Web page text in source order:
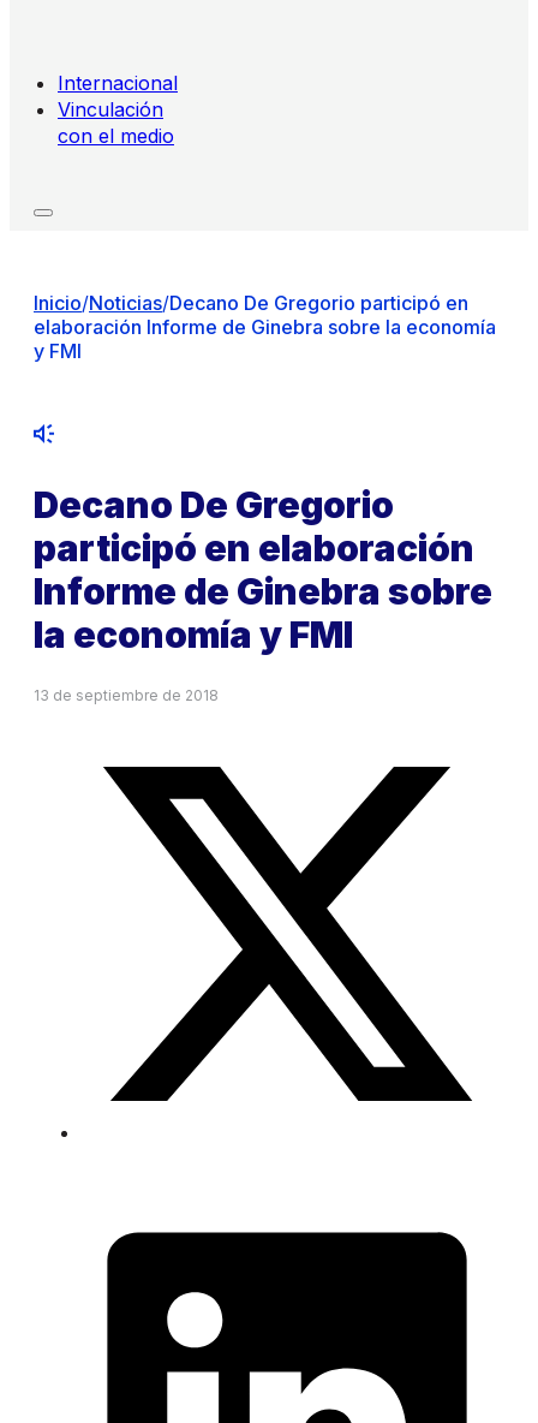
Internacional
Vinculación
con el medio
Inicio/Noticias/Decano De Gregorio participó en
elaboración Informe de Ginebra sobre la economía
y FMI
Decano De Gregorio
participó en elaboración
Informe de Ginebra sobre
la economía y FMI
13 de septiembre de 2018